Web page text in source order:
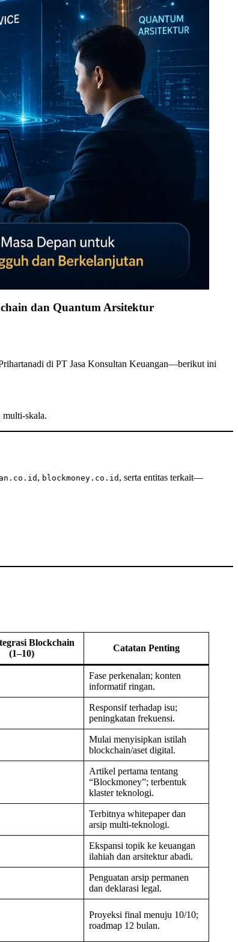
dan Quantum Arsitektur
di PT Jasa Konsultan Keuangan—berikut ini
multi-skala.
, blockmoney.co.id , serta entitas terkait—
Blockchain
(1–10)
Catatan Penting
Fase perkenalan; konten
informatif ringan.
Responsif terhadap isu;
peningkatan frekuensi.
Mulai menyisipkan istilah
blockchain/aset digital.
Artikel pertama tentang
“Blockmoney”; terbentuk
klaster teknologi.
Terbitnya whitepaper dan
arsip multi-teknologi.
Ekspansi topik ke keuangan
ilahiah dan arsitektur abadi.
Penguatan arsip permanen
dan deklarasi legal.
Proyeksi final menuju 10/10;
roadmap 12 bulan.